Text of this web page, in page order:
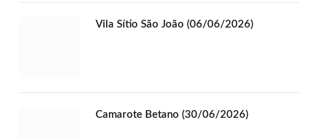
Vila Sítio São João (06/06/2026)
Camarote Betano (30/06/2026)